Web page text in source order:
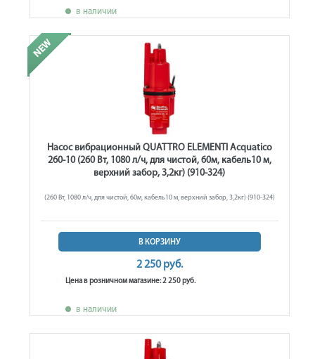
в наличии
Насос вибрационный QUATTRO ELEMENTI Acquatico
260-10 (260 Вт, 1080 л/ч, для чистой, 60м, кабель10 м,
верхний забор, 3,2кг) (910-324)
(260 Вт, 1080 л/ч, для чистой, 60м, кабель10 м, верхний забор, 3,2кг) (910-324)
В КОРЗИНУ
2 250 руб.
Цена в розничном магазине: 2 250 руб.
в наличии